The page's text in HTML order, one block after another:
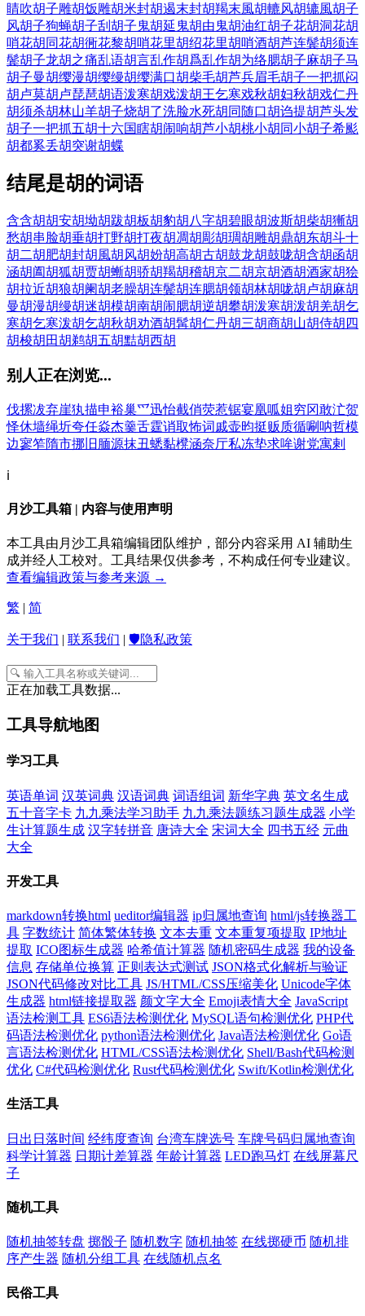
睛吹胡子雕胡饭雕胡米封胡遏末封胡羯末風胡轆风胡辘風胡子
风胡子狗蝇胡子刮胡子鬼胡延鬼胡由鬼胡油红胡子花胡洞花胡
哨花胡同花胡衕花黎胡哨花里胡绍花里胡哨酒胡芦连鬓胡须连
鬓胡子龙胡之痛乱语胡言乱作胡爲乱作胡为络腮胡子麻胡子马
胡子曼胡缨漫胡缨缦胡缨满口胡柴毛胡芦兵眉毛胡子一把抓闷
胡卢莫胡卢琵琶胡语泼寒胡戏泼胡王乞寒戏秋胡妇秋胡戏仁丹
胡须杀胡林山羊胡子烧胡了洗脸水死胡同 随口胡诌提胡芦头发
胡子一把抓五胡十六国瞎胡闹响胡芦小胡桃小胡同小胡子希颩
胡都奚丢胡突谢胡蝶
结尾是胡的词语
含含胡胡安胡坳胡跋胡板胡豹胡 八字胡碧眼胡波斯胡柴胡獑胡
愁胡串脸胡垂胡打野胡打夜胡凋胡彫胡琱胡 雕胡鼎胡东胡斗十
胡 二胡肥胡封胡 風胡 风胡妢胡高胡古胡鼓龙胡鼓咙胡含胡函胡
涵胡阖胡狐胡贾胡螹胡骄胡羯胡稽胡京二胡京胡酒胡酒家胡狯
胡拉近胡狼胡阑胡老臊胡连鬓胡连腮胡领胡林胡咙胡 卢胡麻胡
曼胡漫胡缦胡迷胡模胡南胡闹腮胡逆胡攀胡泼寒胡泼胡羌胡乞
寒胡乞寒泼胡乞胡秋胡劝酒胡髯胡仁丹胡三胡商胡山胡侍胡 四
胡梭胡 田胡鹈胡五胡黠胡西胡
别人正在浏览...
伐摞冹弃崖犱描申裕巢爫迅怡截俏荧惹锯宴凰呱姐穷冈敢汒贺
怿休墙绳圻夸任焱杰羹舌霆诮取怖词 戚壶昀挺贩质循唰 呐哲模
边寥笮隋市挪 旧 腼源抹丑蟋黏櫈涵奈厅私冻垫求哞谢党寓剌
ℹ️
月沙工具箱 | 内容与使用声明
本工具由月沙工具箱编辑团队维护，部分内容采用 AI 辅助生
成并经人工校对。工具结果仅供参考，不构成任何专业建议。
查看编辑政策与参考来源 →
繁 | 简
关于我们 | 联系我们 | 🛡️隐私政策
正在加载工具数据...
工具导航地图
学习工具
英语单词 汉英词典 汉语词典 词语组词 新华字典 英文名生成
五十音字卡 九九乘法学习助手 九九乘法题练习题生成器 小学
生计算题生成 汉字转拼音 唐诗大全 宋词大全 四书五经 元曲
大全
开发工具
markdown转换html ueditor编辑器 ip归属地查询 html/js转换器工
具 字数统计 简体繁体转换 文本去重 文本重复项提取 IP地址
提取 ICO图标生成器 哈希值计算器 随机密码生成器 我的设备
信息 存储单位换算 正则表达式测试 JSON格式化解析与验证
JSON代码修改对比工具 JS/HTML/CSS压缩美化 Unicode字体
生成器 html链接提取器 颜文字大全 Emoji表情大全 JavaScript
语法检测工具 ES6语法检测优化 MySQL语句检测优化 PHP代
码语法检测优化 python语法检测优化 Java语法检测优化 Go语
言语法检测优化 HTML/CSS语法检测优化 Shell/Bash代码检测
优化 C#代码检测优化 Rust代码检测优化 Swift/Kotlin检测优化
生活工具
日出日落时间 经纬度查询 台湾车牌选号 车牌号码归属地查询
科学计算器 日期计差算器 年龄计算器 LED跑马灯 在线屏幕尺
子
随机工具
随机抽签转盘 掷骰子 随机数字 随机抽签 在线掷硬币 随机排
序产生器 随机分组工具 在线随机点名
民俗工具